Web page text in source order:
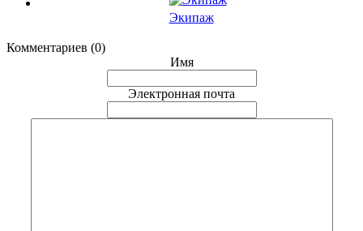
Экипаж
Комментариев (0)
Имя
Электронная почта